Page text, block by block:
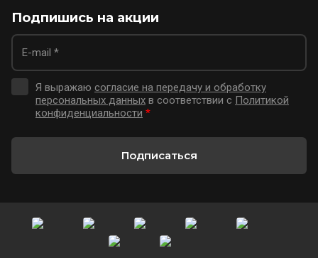
Подпишись на акции
Я выражаю согласие на передачу и обработку
персональных данных в соответствии с Политикой
конфиденциальности *
Подписаться